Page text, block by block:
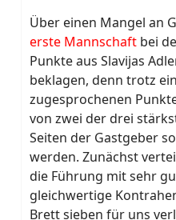
Über einen Mangel an
erste Mannschaft bei
Punkte aus Slavijas
beklagen, denn trotz
zugesprochenen
von zwei der drei
Seiten der Gastgeber
werden. Zunächst
die Führung mit sehr
gleichwertige
Brett sieben für uns